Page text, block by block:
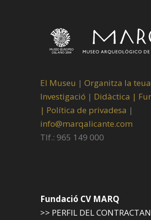
El Museu | Organitza la
Investigació | Didàctica |
| Política de privadesa |
info@marqalicante.com
Tlf.: 965 149 000
Fundació CV MARQ
>> PERFIL DEL